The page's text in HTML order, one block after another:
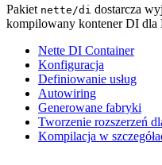
Pakiet nette/di dostarcza
kompilowany kontener DI dla
Nette DI Container
Konfiguracja
Definiowanie usług
Autowiring
Generowane fabryki
Tworzenie rozszerzeń
Kompilacja w